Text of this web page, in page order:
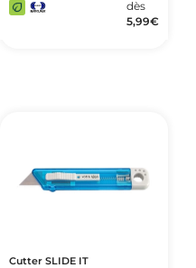
dès
5,99€
Cutter SLIDE IT